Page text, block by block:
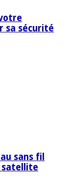
sa sécurité
sans fil
satellite